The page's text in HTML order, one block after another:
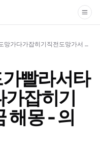
괴물에게스피드가빨라서타겟되고 도망가다가잡히기직전도망가서 꿈 해몽 - 의미와 해석
빨라서타
가잡히기
해몽 - 의